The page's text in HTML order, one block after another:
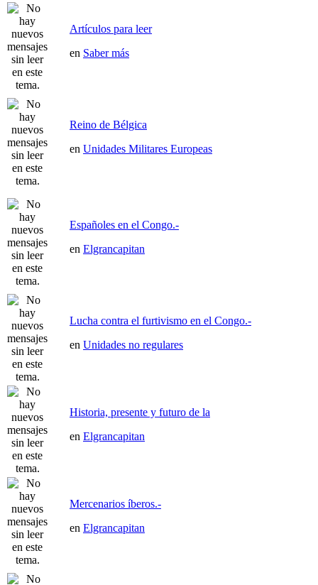
Artículos para leer
en Saber más
Reino de Bélgica
en Unidades Militares Europeas
Españoles en el Congo.-
en Elgrancapitan
Lucha contra el furtivismo en el Congo.-
en Unidades no regulares
Historia, presente y futuro de la
en Elgrancapitan
Mercenarios íberos.-
en Elgrancapitan